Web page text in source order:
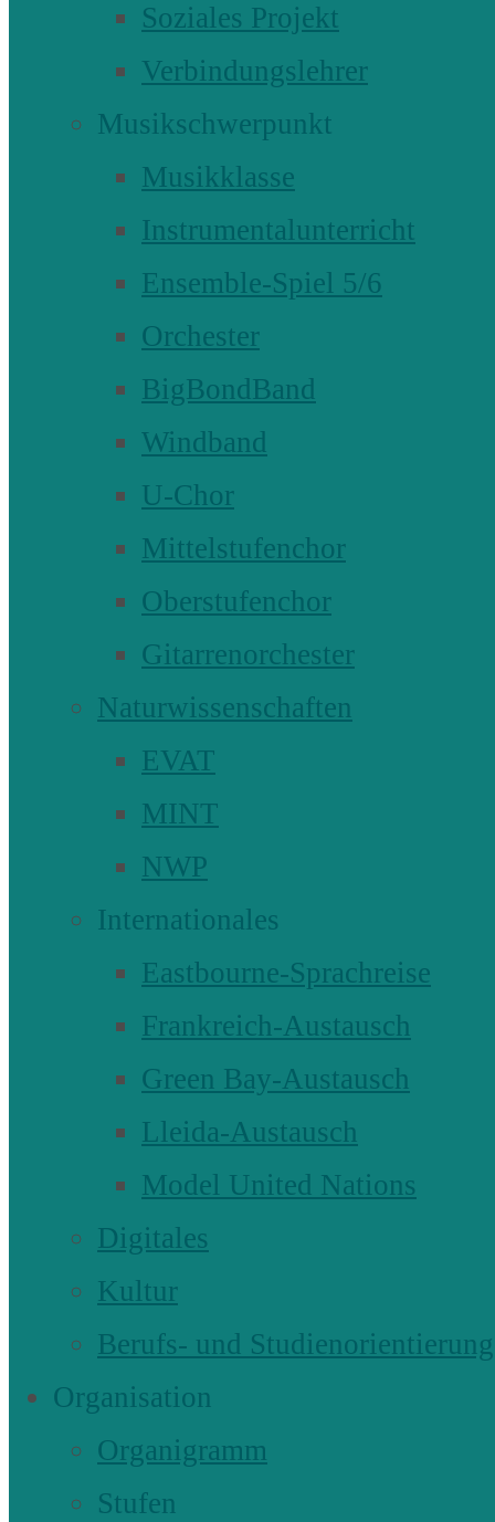
Soziales Projekt
Verbindungslehrer
Musikschwerpunkt
Musikklasse
Instrumentalunterricht
Ensemble-Spiel 5/6
Orchester
BigBondBand
Windband
U-Chor
Mittelstufenchor
Oberstufenchor
Gitarrenorchester
Naturwissenschaften
EVAT
MINT
NWP
Internationales
Eastbourne-Sprachreise
Frankreich-Austausch
Green Bay-Austausch
Lleida-Austausch
Model United Nations
Digitales
Kultur
Berufs- und Studienorientierung
Organisation
Organigramm
Stufen